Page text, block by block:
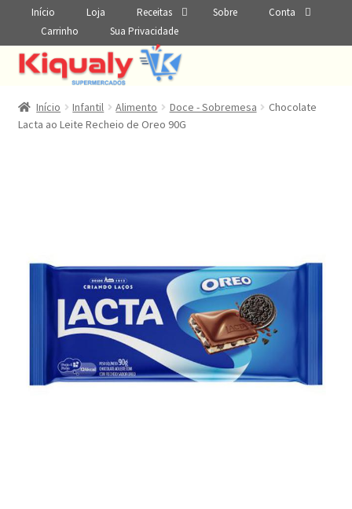
Início Loja Receitas Sobre
Conta
Carrinho
Sua Privacidade
Início Infantil Alimento Doce - Sobremesa
Chocolate
Lacta ao Leite Recheio de Oreo 90G